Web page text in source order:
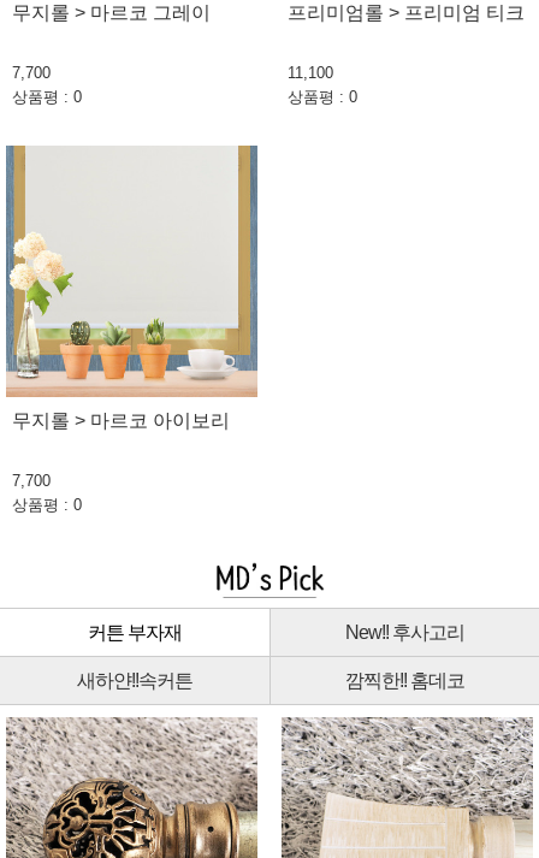
무지롤 > 마르코 그레이
7,700
상품평 : 0
프리미엄롤 > 프리미엄 티크
11,100
상품평 : 0
무지롤 > 마르코 아이보리
7,700
상품평 : 0
커튼 부자재 New!! 후사고리
새하얀!!속커튼 깜찍한!! 홈데코